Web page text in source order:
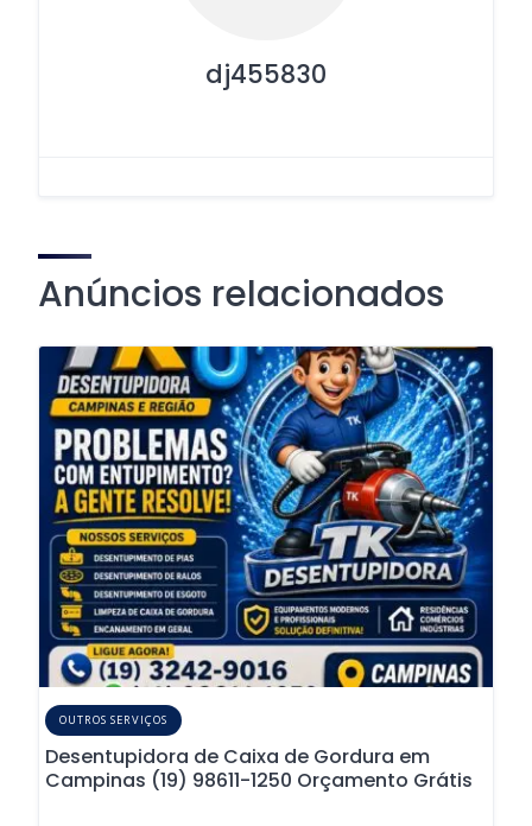
dj455830
Anúncios relacionados
OUTROS SERVIÇOS
Desentupidora de Caixa de Gordura em
Campinas (19) 98611-1250 Orçamento Grátis